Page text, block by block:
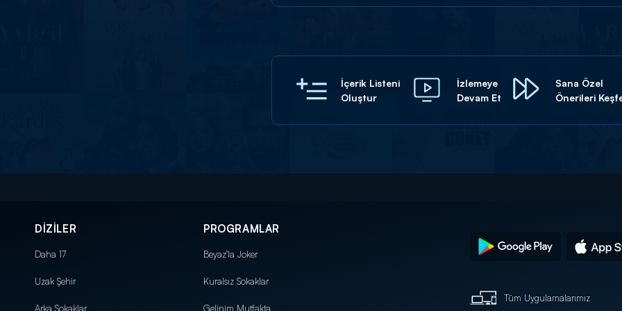
İçerik Listeni
Oluştur
İzlemeye
Devam Et
Sana Özel
Önerileri
DİZİLER
Daha 17
Uzak Şehir
Arka Sokaklar
PROGRAMLAR
Beyaz'la Joker
Kuralsız Sokaklar
Gelinim Mutfakta
Tüm Uygulamalarımız